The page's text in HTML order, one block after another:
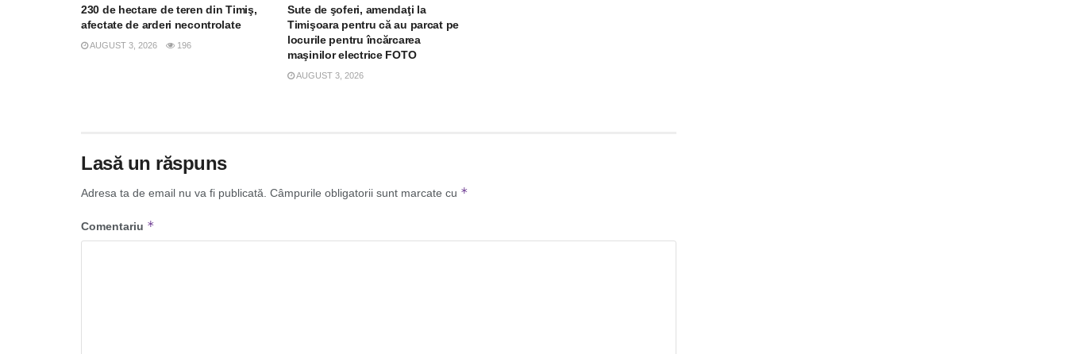
230 de hectare de teren din Timiş,
afectate de arderi necontrolate
AUGUST 3, 2026 196
Sute de şoferi, amendaţi la
Timişoara pentru că au parcat pe
locurile pentru încărcarea
maşinilor electrice FOTO
AUGUST 3, 2026
Lasă un răspuns
Adresa ta de email nu va fi publicată. Câmpurile obligatorii sunt marcate cu *
Comentariu *